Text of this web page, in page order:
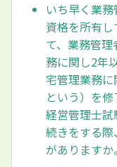
いち早く業
資格を所有
て、業務管
務に関し2年
宅管理業務
という）を
経営管理士
続きをする
がありますか。